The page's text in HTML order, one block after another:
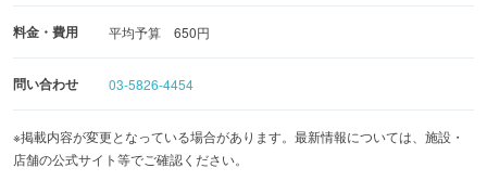
料金・費用 平均予算 650円
問い合わせ 03-5826-4454
※掲載内容が変更となっている場合があります。最新情報については、施設・
店舗の公式サイト等でご確認ください。